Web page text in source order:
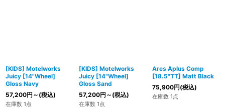
[KIDS] Motelworks
Juicy [14"Wheel]
Gloss Navy
57,200円 ～ (税込)
在庫数 1点
[KIDS] Motelworks
Juicy [14"Wheel]
Gloss Sand
57,200円 ～ (税込)
在庫数 1点
Ares Aplus Comp
[18.5"TT] Matt Black
75,900円(税込)
在庫数 1点